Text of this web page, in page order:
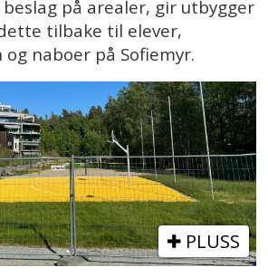
på arealer, gir utbygger
tilbake til elever,
naboer på Sofiemyr.
PLUSS